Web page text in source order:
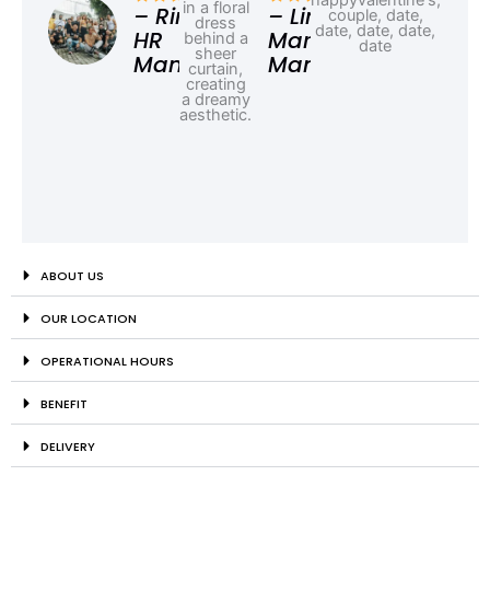
– Rina,
HR
Manager
– Linda,
Marketing
Manager
ABOUT US
OUR LOCATION
OPERATIONAL HOURS
BENEFIT
DELIVERY